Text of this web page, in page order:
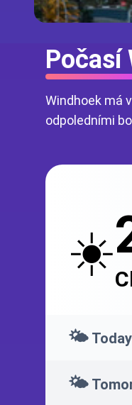
Počasí
Windhoek má
odpoledními
☀️
🌤️ Today
🌤️